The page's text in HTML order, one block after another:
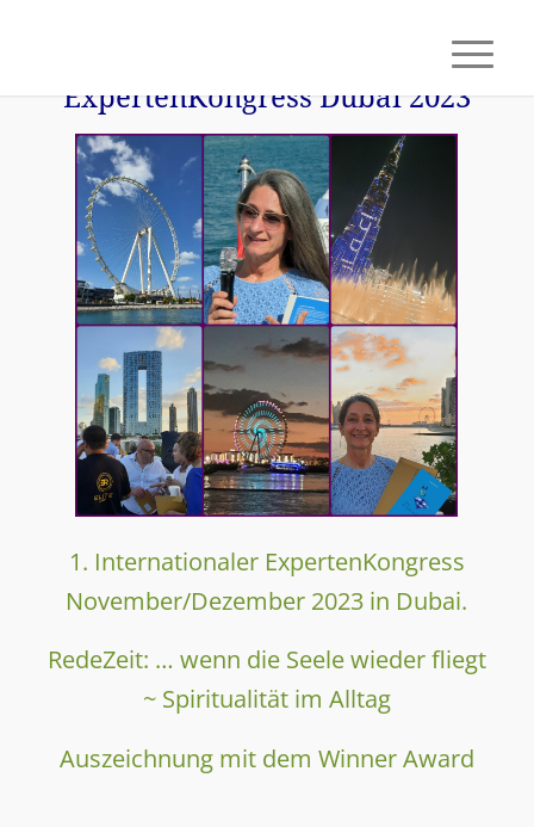
ExpertenKongress Dubai 2023
1. Internationaler ExpertenKongress
November/Dezember 2023 in Dubai.
RedeZeit: … wenn die Seele wieder fliegt
~ Spiritualität im Alltag
Auszeichnung mit dem Winner Award